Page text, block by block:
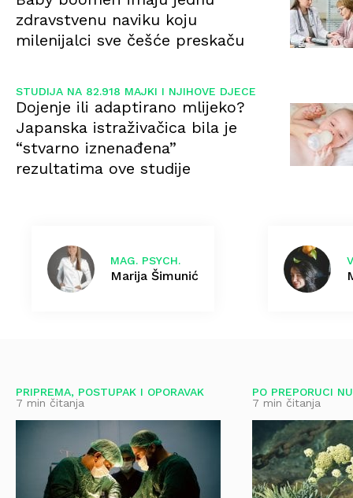
MAG. PSYCH.
Marija Šimunić
zdravstvenu naviku koju
milenijalci sve češće preskaču
STUDIJA NA 82.918 MAJKI I NJIHOVE DJECE
Dojenje ili adaptirano mlijeko?
Japanska istraživačica bila je
“stvarno iznenađena”
rezultatima ove studije
PRIPREMA, POSTUPAK I OPORAVAK
7 min čitanja
PO PREPORUCI
7 min čitanja